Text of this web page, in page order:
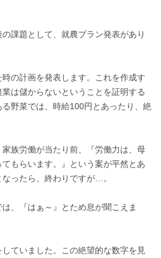
課題として、就農プラン発表があり
の計画を発表します。これを作成す
は儲からないということを証明する
野菜では、時給100円とあったり、絶
族労働が当たり前、『労働力は、母
もらいます。』という案が平然とあ
ったら、終わりですが…。
、『はぁ～』とため息が聞こえま
ていました。この絶望的な数字を見